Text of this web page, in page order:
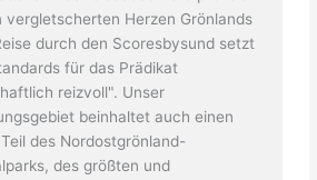
vergletscherten Herzen Grönlands
durch den Scoresbysund setzt
für das Prädikat
reizvoll". Unser
beinhaltet auch einen
des Nordostgrönland-
des größten und